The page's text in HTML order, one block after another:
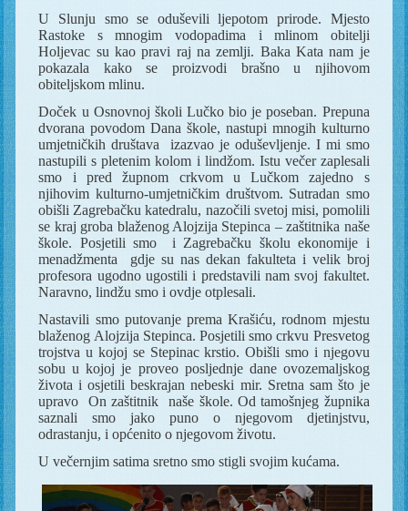
U Slunju smo se oduševili ljepotom prirode. Mjesto
Rastoke s mnogim vodopadima i mlinom obitelji
Holjevac su kao pravi raj na zemlji. Baka Kata nam je
pokazala kako se proizvodi brašno u njihovom
obiteljskom mlinu.
Doček u Osnovnoj školi Lučko bio je poseban. Prepuna
dvorana povodom Dana škole, nastupi mnogih kulturno
umjetničkih društava
izazvao je oduševljenje. I mi smo
nastupili s pletenim kolom i lindžom. Istu večer zaplesali
smo i pred župnom crkvom u Lučkom zajedno s
njihovim kulturno-umjetničkim društvom. Sutradan smo
obišli Zagrebačku katedralu, nazočili svetoj misi, pomolili
se kraj groba blaženog Alojzija Stepinca – zaštitnika naše
škole. Posjetili smo
i Zagrebačku školu ekonomije i
menadžmenta
gdje su nas dekan fakulteta i velik broj
profesora ugodno ugostili i predstavili nam svoj fakultet.
Naravno, lindžu smo i ovdje otplesali.
Nastavili smo putovanje prema Krašiću, rodnom mjestu
blaženog Alojzija Stepinca. Posjetili smo crkvu Presvetog
trojstva u kojoj se Stepinac krstio. Obišli smo i njegovu
sobu u kojoj je proveo posljednje dane ovozemaljskog
života i osjetili beskrajan nebeski mir. Sretna sam što je
upravo
On zaštitnik
naše škole. Od tamošnjeg župnika
saznali smo jako puno o njegovom djetinjstvu,
odrastanju, i općenito o njegovom životu.
U večernjim satima sretno smo stigli svojim kućama.